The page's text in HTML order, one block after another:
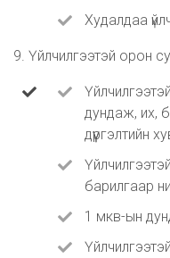
Худалдаа
9. Үйлчилгээтэй орон
дундаж, их,
дүүргэлтийн
барилгаар
1 мкв-ын